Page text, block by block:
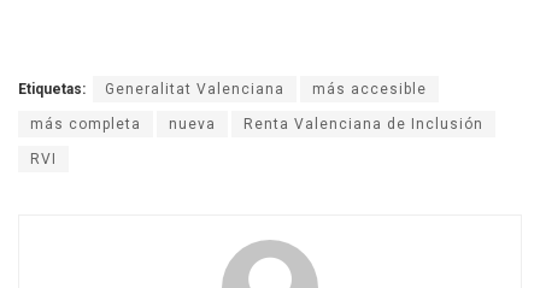
Etiquetas: Generalitat Valenciana más accesible
más completa nueva Renta Valenciana de Inclusión
RVI